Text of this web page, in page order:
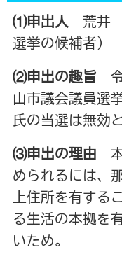
⑴申出人
荒井
選挙の候補者）
⑵申出の趣旨 令
山市議会議員選
氏の当選は無効
⑶申出の理由 本
められるには、
上住所を有する
る生活の本拠を
いため。